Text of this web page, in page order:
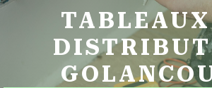
TABLEAUX DE